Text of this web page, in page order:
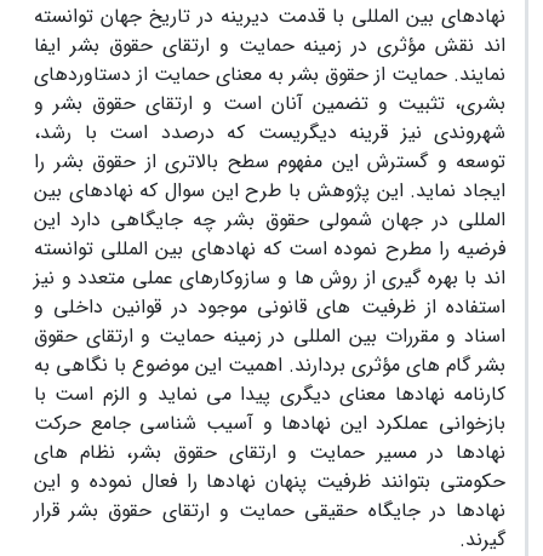
نهادهای بین المللی با قدمت دیرینه در تاریخ جهان توانسته
اند نقش مؤثری در زمینه حمایت و ارتقای حقوق بشر ایفا
نمایند. حمایت از حقوق بشر به معنای حمایت از دستاوردهای
بشری، تثبیت و تضمین آنان است و ارتقای حقوق بشر و
شهروندی نیز قرینه دیگریست که درصدد است با رشد،
توسعه و گسترش این مفهوم سطح بالاتری از حقوق بشر را
ایجاد نماید. این پژوهش با طرح این سوال که نهادهای بین
المللی در جهان شمولی حقوق بشر چه جایگاهی دارد این
فرضیه را مطرح نموده است که نهادهای بین المللی توانسته
اند با بهره گیری از روش ها و سازوکارهای عملی متعدد و نیز
استفاده از ظرفیت های قانونی موجود در قوانین داخلی و
اسناد و مقررات بین المللی در زمینه حمایت و ارتقای حقوق
بشر گام های مؤثری بردارند. اهمیت این موضوع با نگاهی به
کارنامه نهادها معنای دیگری پیدا می نماید و الزم است با
بازخوانی عملکرد این نهادها و آسیب شناسی جامع حرکت
نهادها در مسیر حمایت و ارتقای حقوق بشر، نظام های
حکومتی بتوانند ظرفیت پنهان نهادها را فعال نموده و این
نهادها در جایگاه حقیقی حمایت و ارتقای حقوق بشر قرار
گیرند.